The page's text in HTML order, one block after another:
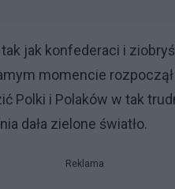
jak konfederaci i
momencie
Polki i Polaków w tak
dała zielone światło.
Reklama